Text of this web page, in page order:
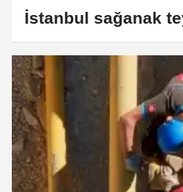
İstanbul sağanak